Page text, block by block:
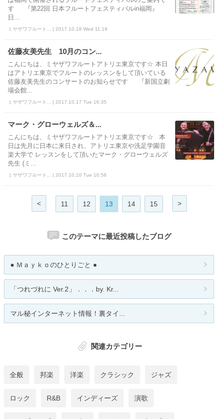
す 『第22回 日本フルートフェスティバルin福岡』
日...
ミヤザワフルート... | 2017.10.18 Wed 11:19
佐藤友美先生 10月のコン...
こんにちは、ミヤザワフルートアトリエ東京です☆ 本日
はアトリエ東京でフルートのレッスンをして頂いている
佐藤友美先生のコンサートのお知らせです 『新国立劇
場会館...
ミヤザワフルート... | 2017.10.17 Tue 16:35
マーク・グローウェルズ＆...
こんにちは、ミヤザワフルートアトリエ東京です☆ 本
日は先月に日本に来日され、アトリエ東京や洗足学園音
楽大学で レッスンをして頂いたマーク・グローウェルズ
先生 (ミ...
ミヤザワフルート... | 2017.10.10 Tue 10:58
< 11 12 13 14 15 >
このテーマに最近投稿したブログ
● Ｍａｙｋｏのひとりごと ●
「つれづれに Ver.2」．．．by. Kr...
マル秘インターネット情報！裏タイ...
関連カテゴリー
全般 邦楽 洋楽 クラシック ジャズ
ロック R&B インディーズ 演歌